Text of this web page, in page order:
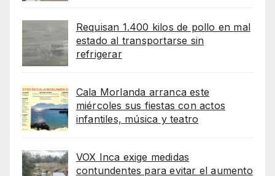
Requisan 1.400 kilos de pollo en mal
estado al transportarse sin
refrigerar
Cala Morlanda arranca este
miércoles sus fiestas con actos
infantiles, música y teatro
VOX Inca exige medidas
contundentes para evitar el aumento